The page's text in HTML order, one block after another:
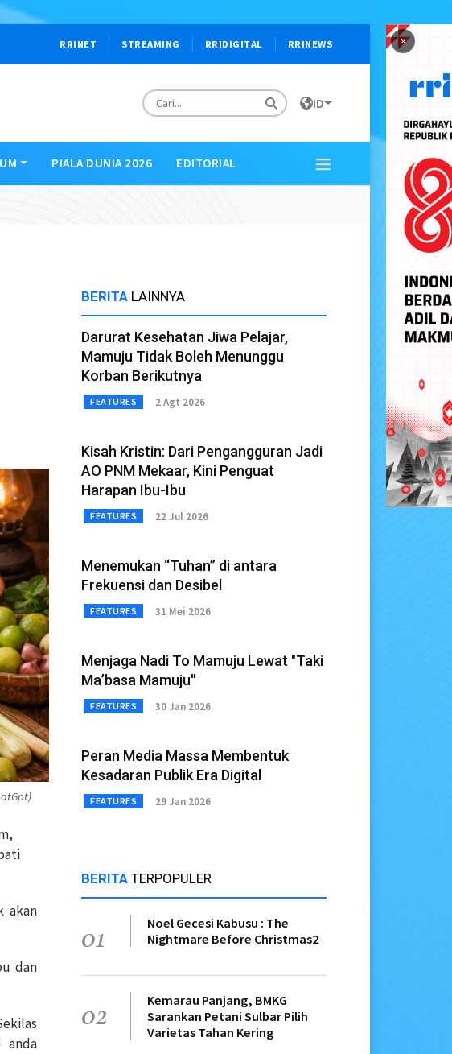
×
RRINET STREAMING RRIDIGITAL RRINEWS
ID
PIALA DUNIA 2026 EDITORIAL
akan
dan
anda
BERITA LAINNYA
Darurat Kesehatan Jiwa Pelajar,
Mamuju Tidak Boleh Menunggu
Korban Berikutnya
FEATURES 2 Agt 2026
Kisah Kristin: Dari Pengangguran Jadi
AO PNM Mekaar, Kini Penguat
Harapan Ibu-Ibu
FEATURES 22 Jul 2026
Menemukan “Tuhan” di antara
Frekuensi dan Desibel
FEATURES 31 Mei 2026
Menjaga Nadi To Mamuju Lewat "Taki
Ma’basa Mamuju''
FEATURES 30 Jan 2026
Peran Media Massa Membentuk
Kesadaran Publik Era Digital
FEATURES 29 Jan 2026
BERITA TERPOPULER
01
Noel Gecesi Kabusu : The
Nightmare Before Christmas2
02
Kemarau Panjang, BMKG
Sarankan Petani Sulbar Pilih
Varietas Tahan Kering